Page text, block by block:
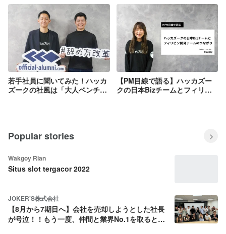
ュー・後編】
若手社員に聞いてみた！ハッカ
ズークの社風は「大人ベンチャ
【PM目線で語る】ハッカズー
クの日本Bizチームとフィリピ
Popular stories
Wakgoy Rian
Situs slot tergacor 2022
JOKER'S株式会社
【8月から7期目へ】会社を売却しようとした社長
が号泣！！もう一度、仲間と業界No.1を取ると決